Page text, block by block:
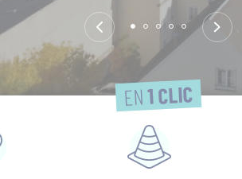
EN1 CLIC